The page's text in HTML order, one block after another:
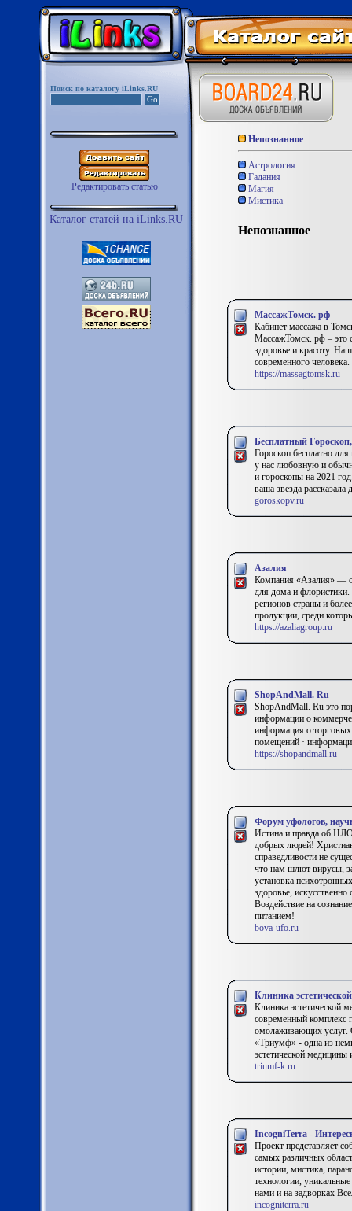
Поиск по каталогу iLinks.RU
Редактировать статью
Каталог статей на iLinks.RU
Непознанное
Астрология
Гадания
Магия
Мистика
Непознанное
МассажТомск. рф
Кабинет массажа в
МассажТомск. рф – это
здоровье и красоту.
современного человека.
https://massagtomsk.ru
Бесплатный
Гороскоп бесплатно
у нас любовную и
и гороскопы на 2021
ваша звезда рассказала
goroskopv.ru
Азалия
Компания «Азалия» —
для дома и флористики.
регионов страны и
продукции, среди
https://azaliagroup.ru
ShopAndMall. Ru
ShopAndMall. Ru это
информации о
информация о торговых
помещений ·
https://shopandmall.ru
Форум уфологов,
Истина и правда об
добрых людей!
справедливости не
что нам шлют вирусы,
установка
здоровье,
Воздействие на
питанием!
bova-ufo.ru
Клиника
Клиника эстетической
современный комплекс
омолаживающих услуг.
«Триумф» - одна из
эстетической медицины
triumf-k.ru
IncogniTerra -
Проект представляет
самых различных
истории, мистика,
технологии,
нами и на задворках
incogniterra.ru